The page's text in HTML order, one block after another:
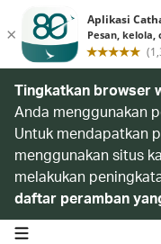
Tingkatkan browser
Anda menggunakan
Untuk mendapatkan
menggunakan situs
melakukan
daftar peramban
open navigation menu